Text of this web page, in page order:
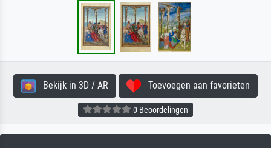
Bekijk in 3D / AR Toevoegen aan favorieten
0 Beoordelingen